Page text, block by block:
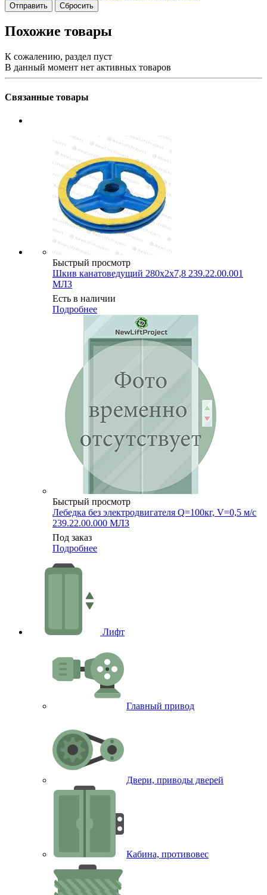
Сбросить
Похожие товары
К сожалению, раздел пуст
В данный момент нет активных товаров
Связанные товары
Быстрый просмотр
Шкив канатоведущий 280х2х7,8 239.22.00.001
МЛЗ
Есть в наличии
Подробнее
Быстрый просмотр
Лебедка без электродвигателя Q=100кг, V=0,5 м/с
239.22.00.000 МЛЗ
Под заказ
Подробнее
Лифт
Главный привод
Двери, приводы дверей
Кабина, противовес